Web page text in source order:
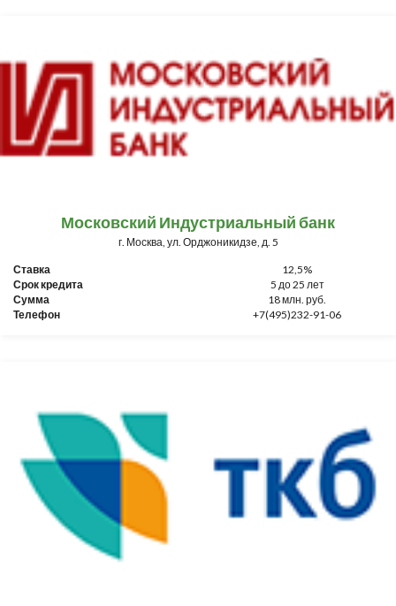
Московский Индустриальный банк
г. Москва, ул. Орджоникидзе, д. 5
Ставка
12,5%
Срок кредита
5 до 25 лет
Сумма
18 млн. руб.
Телефон
+7(495)232-91-06